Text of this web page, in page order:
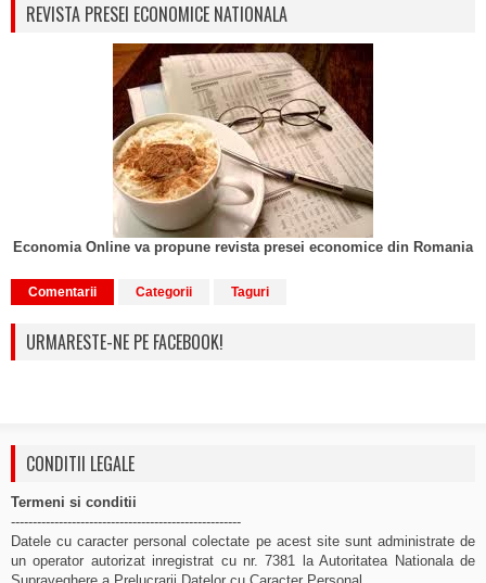
REVISTA PRESEI ECONOMICE NATIONALA
Economia Online va propune revista presei economice din Romania
Comentarii Categorii Taguri
URMARESTE-NE PE FACEBOOK!
CONDITII LEGALE
Termeni si conditii
-----------------------------------------------------
Datele cu caracter personal colectate pe acest site sunt administrate de
un operator autorizat inregistrat cu nr. 7381 la Autoritatea Nationala de